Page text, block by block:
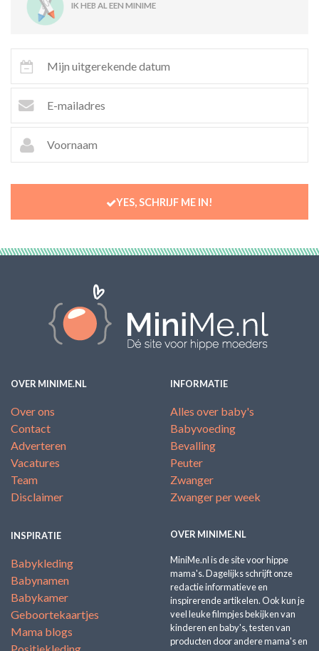
IK HEB AL EEN MINIME
YES, SCHRIJF ME IN!
OVER MINIME.NL
Over ons
Contact
Adverteren
Vacatures
Team
Disclaimer
INFORMATIE
Alles over baby's
Babyvoeding
Bevalling
Peuter
Zwanger
Zwanger per week
INSPIRATIE
Babykleding
Babynamen
Babykamer
Geboortekaartjes
Mama blogs
OVER MINIME.NL
MiniMe.nl is de site voor hippe
mama's. Dagelijks schrijft onze
redactie informatieve en
inspirerende artikelen. Ook kun je
veel leuke filmpjes bekijken van
kinderen en baby's, testen van
producten door andere mama's en